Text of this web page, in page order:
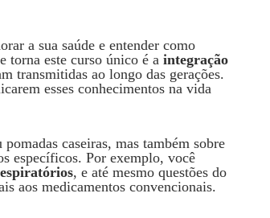
a sua saúde e entender como
torna este curso único é a integração
transmitidas ao longo das gerações.
esses conhecimentos na vida
caseiras, mas também sobre
específicos. Por exemplo, você
, e até mesmo questões do
aos medicamentos convencionais.